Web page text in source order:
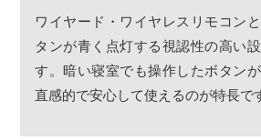
ワイヤード・ワイヤレスリモコン
タンが青く点灯する視認性の高い
す。暗い寝室でも操作したボタンが
直感的で安心して使えるのが特長で